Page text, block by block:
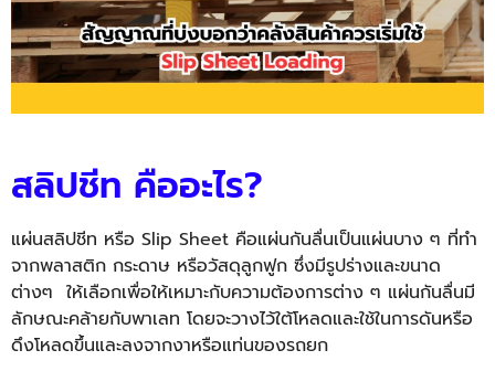
สลิปชีท คืออะไร?
แผ่นสลิปชีท หรือ Slip Sheet คือแผ่นกันลื่นเป็นแผ่นบาง ๆ ที่ทำ
จากพลาสติก กระดาษ หรือวัสดุลูกฟูก ซึ่งมีรูปร่างและขนาด
ต่างๆ ให้เลือกเพื่อให้เหมาะกับความต้องการต่าง ๆ แผ่นกันลื่นมี
ลักษณะคล้ายกับพาเลท โดยจะวางไว้ใต้โหลดและใช้ในการดันหรือ
ดึงโหลดขึ้นและลงจากงาหรือแท่นของรถยก